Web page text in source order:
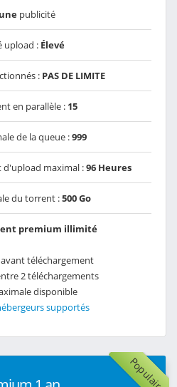
publicité
upload : Élevé
: PAS DE LIMITE
en parallèle : 15
de la queue :999
d'upload maximal :96 Heures
du torrent :500 Go
premium illimité
téléchargement
2 téléchargements
disponible
supportés
Populaire